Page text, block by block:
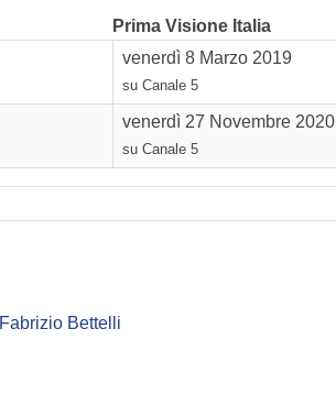
Prima Visione Italia
venerdì 8 Marzo 2019
su Canale 5
venerdì 27 Novembre 2020
su Canale 5
Fabrizio Bettelli